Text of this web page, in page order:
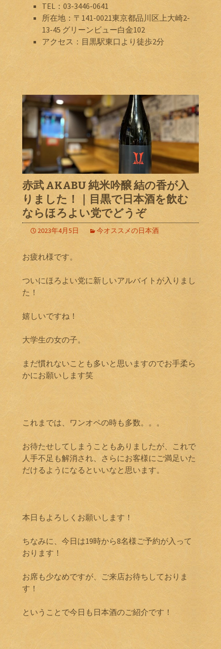
TEL：03-3446-0641
所在地：〒141-0021東京都品川区上大崎2-
13-45 グリーンビュー白金102
アクセス：目黒駅東口より徒歩2分
赤武 AKABU 純米吟醸 結の香が入
りました！｜目黒で日本酒を飲む
ならほろよい党でどうぞ
2023年4月5日 今オススメの日本酒
お疲れ様です。
ついにほろよい党に新しいアルバイトが入りまし
た！
嬉しいですね！
大学生の女の子。
まだ慣れないことも多いと思いますのでお手柔ら
かにお願いします笑
これまでは、ワンオペの時も多数。。。
お待たせしてしまうこともありましたが、これで
人手不足も解消され、さらにお客様にご満足いた
だけるようになるといいなと思います。
本日もよろしくお願いします！
ちなみに、今日は19時から8名様ご予約が入って
おります！
お席も少なめですが、ご来店お待ちしておりま
す！
ということで今日も日本酒のご紹介です！